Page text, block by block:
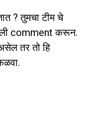
? तुमचा टीम चे
comment करून.
तर तो हि